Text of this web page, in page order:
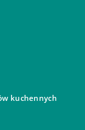
kuchennych